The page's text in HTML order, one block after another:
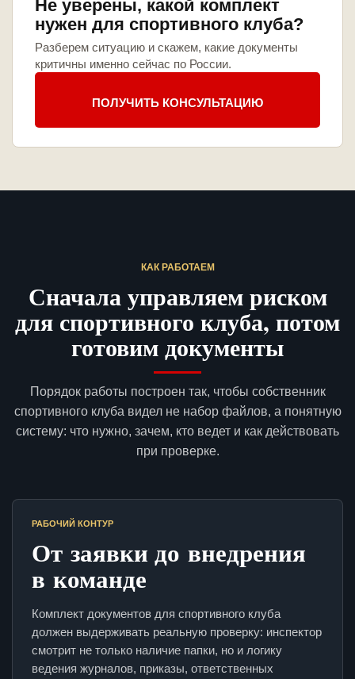
Не уверены, какой комплект
нужен для спортивного клуба?
Разберем ситуацию и скажем, какие документы
критичны именно сейчас по России.
ПОЛУЧИТЬ КОНСУЛЬТАЦИЮ
КАК РАБОТАЕМ
Сначала управляем риском
для спортивного клуба, потом
готовим документы
Порядок работы построен так, чтобы собственник
спортивного клуба видел не набор файлов, а понятную
систему: что нужно, зачем, кто ведет и как действовать
при проверке.
РАБОЧИЙ КОНТУР
От заявки до внедрения
в команде
Комплект документов для спортивного клуба
должен выдерживать реальную проверку: инспектор
смотрит не только наличие папки, но и логику
ведения журналов, приказы, ответственных